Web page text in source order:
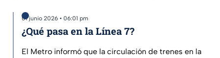
01 junio 2026 • 06:01 pm
¿Qué pasa en la Línea 7?
El Metro informó que la circulación de trenes en la